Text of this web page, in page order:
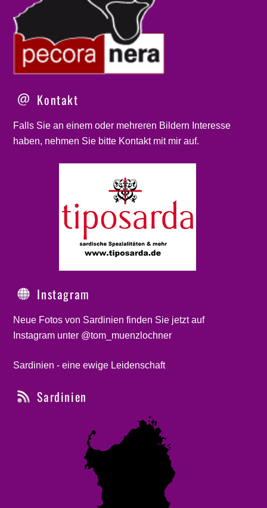
Kontakt
Falls Sie an einem oder mehreren Bildern Interesse
haben, nehmen Sie bitte Kontaktmit mir auf.
Instagram
Neue Fotos von Sardinien finden Sie jetzt auf
Instagram unter @tom_muenzlochner
Sardinien - eine ewige Leidenschaft
Sardinien